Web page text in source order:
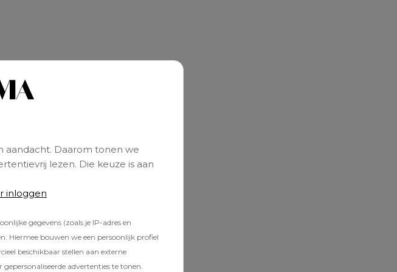
aandacht. Daarom tonen we
lezen. Die keuze is aan
inloggen
gegevens (zoals je IP-adres en
Hiermee bouwen we een persoonlijk profiel
beschikbaar stellen aan externe
advertenties te tonen.